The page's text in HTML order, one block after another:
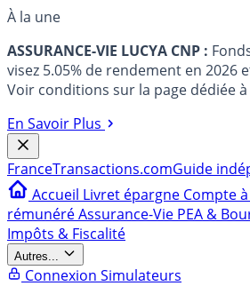
À la une
ASSURANCE-VIE LUCYA CNP :
visez 5.05% de rendement en 2026
Voir conditions sur la page dédiée
En Savoir Plus
FranceTransactions.comGuide
Accueil Livret épargne Compte
rémunéréAssurance-Vie PEA &
Impôts & Fiscalité
Autres...
Connexion Simulateurs